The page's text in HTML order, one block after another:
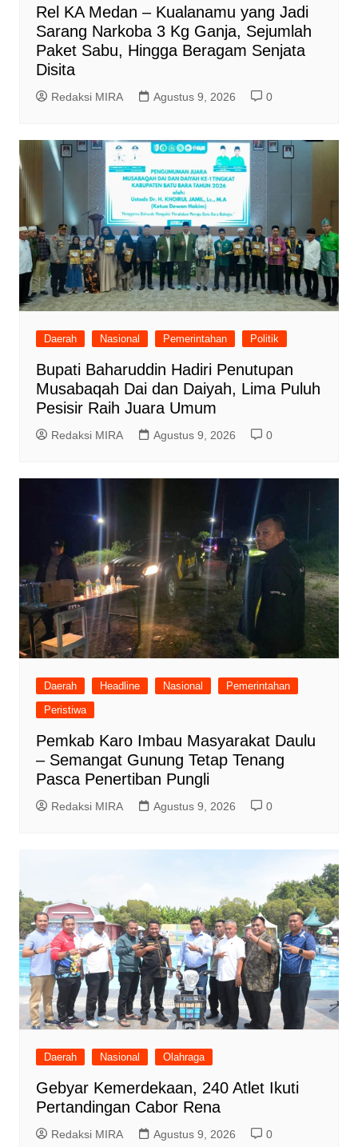
Rel KA Medan – Kualanamu yang Jadi
Sarang Narkoba 3 Kg Ganja, Sejumlah
Paket Sabu, Hingga Beragam Senjata
Disita
Redaksi MIRA Agustus 9, 2026 0
Daerah Nasional Pemerintahan Politik
Bupati Baharuddin Hadiri Penutupan
Musabaqah Dai dan Daiyah, Lima Puluh
Pesisir Raih Juara Umum
Redaksi MIRA Agustus 9, 2026 0
Daerah Headline Nasional
Pemerintahan
Peristiwa
Pemkab Karo Imbau Masyarakat Daulu
– Semangat Gunung Tetap Tenang
Pasca Penertiban Pungli
Redaksi MIRA Agustus 9, 2026 0
Daerah Nasional Olahraga
Gebyar Kemerdekaan, 240 Atlet Ikuti
Pertandingan Cabor Rena
Redaksi MIRA Agustus 9, 2026 0